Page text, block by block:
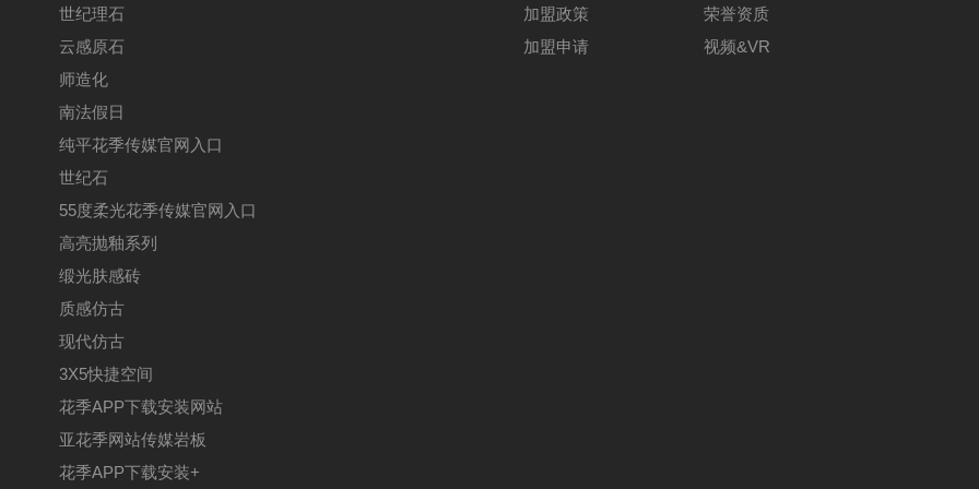
世纪理石
云感原石
师造化
南法假日
纯平花季传媒官网入口
世纪石
55度柔光花季传媒官网入口
高亮抛釉系列
缎光肤感砖
质感仿古
现代仿古
3X5快捷空间
花季APP下载安装网站
亚花季网站传媒岩板
花季APP下载安装+
加盟政策
加盟申请
荣誉资质
视频&VR